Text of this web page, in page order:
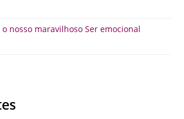
nosso maravilhoso Ser emocional